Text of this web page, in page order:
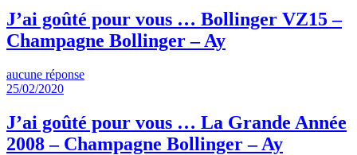
J’ai goûté pour vous … Bollinger VZ15 –
Champagne Bollinger – Ay
aucune réponse
25/02/2020
J’ai goûté pour vous … La Grande Année
2008 – Champagne Bollinger – Ay